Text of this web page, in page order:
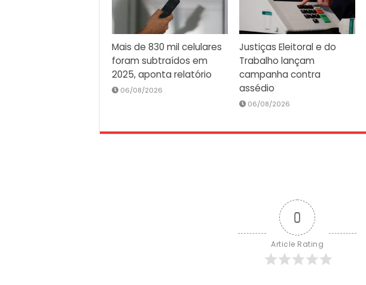
Mais de 830 mil celulares
foram subtraídos em
2025, aponta relatório
06/08/2026
Justiças Eleitoral e do
Trabalho lançam
campanha contra
assédio
06/08/2026
0
Article Rating